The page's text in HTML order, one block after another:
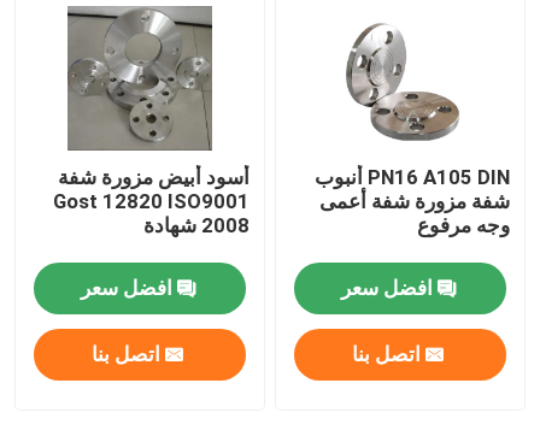
PN16 A105 DIN أنبوب
شفة مزورة شفة أعمى
وجه مرفوع
افضل سعر
اتصل بنا
أسود أبيض مزورة شفة
Gost 12820 ISO9001
2008 شهادة
افضل سعر
اتصل بنا